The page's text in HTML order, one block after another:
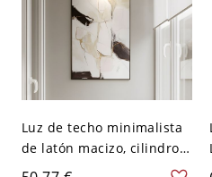
Luz de techo minimalista
de latón macizo, cilindro
LED antideslumbrante -